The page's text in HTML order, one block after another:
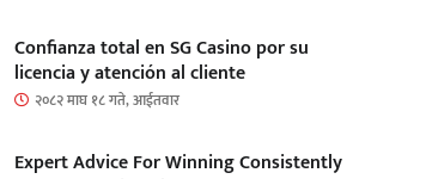
Confianza total en SG Casino por su
licencia y atención al cliente
२०८२ माघ १८ गते, आईतवार
Expert Advice For Winning Consistently